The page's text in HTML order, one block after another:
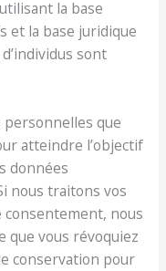
la base
et la base juridique
sont
personnelles que
atteindre l’objectif
données
nous traitons vos
nous
que vous révoquiez
conservation pour